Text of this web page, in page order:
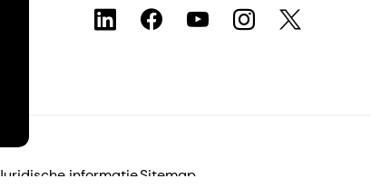
Juridische informatieSitemap